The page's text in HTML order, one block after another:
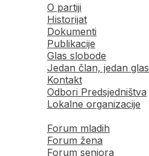
O partiji
Historijat
Dokumenti
Publikacije
Glas slobode
Jedan član, jedan glas
Kontakt
Odbori Predsjedništva
Lokalne organizacije
Forum mladih
Forum žena
Forum seniora